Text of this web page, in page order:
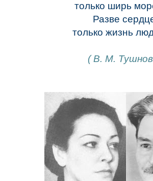
только ширь
Разве
только жизнь
( В. М.